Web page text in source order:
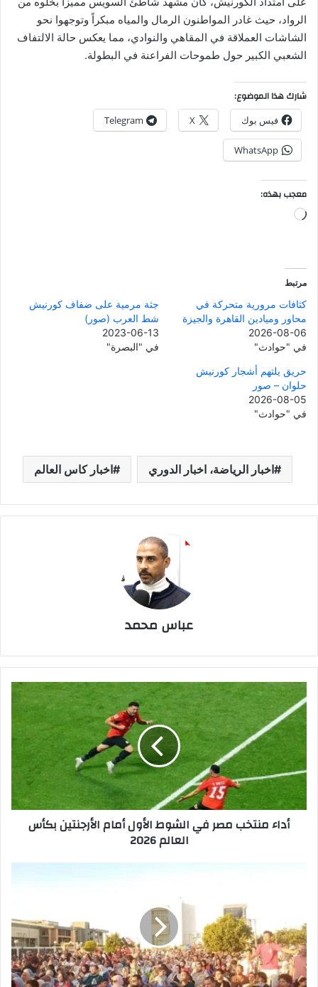
الرواد، حيث غادر المواطنون الرمال والمياه مبكراً وتوجهوا نحو
الشاشات العملاقة في المقاهي والنوادي، مما يعكس حالة الالتفاف
الشعبي الكبير حول طموحات الفراعنة في البطولة.
شارك هذا الموضوع:
فيس بوك X
Telegram
WhatsApp
معجب بهذه:
جاري
مرتبط
كثافات مرورية متحركة في
محاور وميادين القاهرة والجيزة
2026-08-06
في "حوادث"
جثة مرمية على ضفاف كورنيش
شط العرب (صور)
2023-06-13
في "البصرة"
حريق يلتهم أشجار كورنيش
حلوان – صور
2026-08-05
في "حوادث"
اخبار الرياضة، اخبار الدوري اخبار كاس العالم
عباس محمد
أداء
منتخب
مصر
في
الشوط
الأول
أمام
الأرجنتين
بكأس
العالمأداء منتخب مصر في الشوط الأول أمام الأرجنتين بكأس
العالم 2026
بعد
هدف
منتخب
مصر